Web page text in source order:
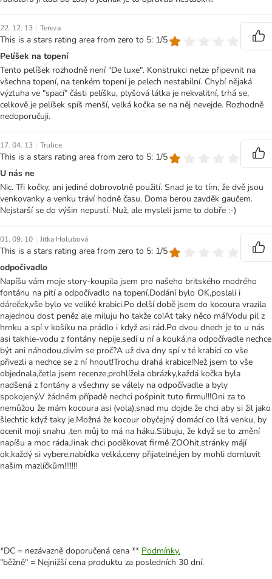
22. 12. 13 | Tereza
This is a stars rating area from zero to 5: 1/5
Pelíšek na topení
Tento pelíšek rozhodně není "De luxe". Konstrukci nelze připevnit na
všechna topení, na tenkém topení je pelech nestabilní. Chybí nějaká
výztuha ve "spací" části pelíšku, plyšová látka je nekvalitní, trhá se,
celkově je pelíšek spíš menší, velká kočka se na něj nevejde. Rozhodně
nedoporučuji.
17. 04. 13 | Trulice
This is a stars rating area from zero to 5: 1/5
U nás ne
Nic. Tři kočky, ani jediné dobrovolně použití. Snad je to tím, že dvě jsou
venkovanky a venku tráví hodně času. Doma berou zavděk gaučem.
Nejstarší se do výšin nepustí. Nuž, ale mysleli jsme to dobře :-)
01. 09. 10 | Jitka Holubová
This is a stars rating area from zero to 5: 1/5
odpočivadlo
Napíšu vám moje story-koupila jsem pro našeho britského modrého
fontánu na pití a odpočívadlo na topení.Dodání bylo OK,poslali i
dáreček,vše bylo ve veliké krabici.Po delší době jsem do kocoura vrazila
najednou dost peněz ale miluju ho takže co!At taky něco má!Vodu pil z
hrnku a spí v košíku na prádlo i když asi rád.Po dvou dnech je to u nás
asi takhle-vodu z fontány nepije,sedí u ní a kouká,na odpočívadle nechce
být ani náhodou,divím se proč?A už dva dny spí v té krabici co vše
přivezli a nechce se z ní hnout!Trochu drahá krabice!Než jsem to vše
objednala,četla jsem recenze,prohlížela obrázky,každá kočka byla
nadšená z fontány a všechny se válely na odpočívadle a byly
spokojený.V žádném případě nechci pošpinit tuto firmu!!!Oni za to
nemůžou že mám kocoura asi (vola),snad mu dojde že chci aby si žil jako
šlechtic když taky je.Možná že kocour obyčejný domácí co lítá venku, by
ocenil moji snahu ,ten můj to má na háku.Slibuju, že když se to změní
napíšu a moc ráda.Jinak chci poděkovat firmě ZOOhit,stránky májí
ok,každý si vybere,nabídka velká,ceny přijatelné,jen by mohli domluvit
našim mazlíčkům!!!!!!!
*DC = nezávazně doporučená cena ** Podmínky.
"běžně" = Nejnižší cena produktu za posledních 30 dní.